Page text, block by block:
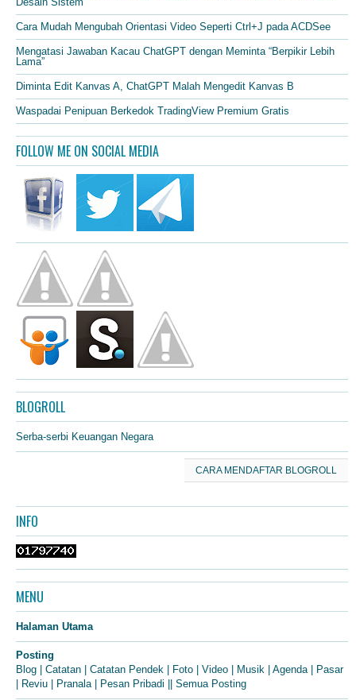
Cara Mudah Mengubah Orientasi Video Seperti Ctrl+J pada ACDSee
Mengatasi Jawaban Kacau ChatGPT dengan Meminta “Berpikir Lebih
Lama”
Diminta Edit Kanvas A, ChatGPT Malah Mengedit Kanvas B
Waspadai Penipuan Berkedok TradingView Premium Gratis
FOLLOW ME ON SOCIAL MEDIA
BLOGROLL
Serba-serbi Keuangan Negara
CARA MENDAFTAR BLOGROLL
INFO
MENU
Halaman Utama
Posting
Blog
Catatan Catatan Pendek Foto Video Musik Agenda|
Pasar
Reviu Pranala| Pesan Pribadi Semua Posting